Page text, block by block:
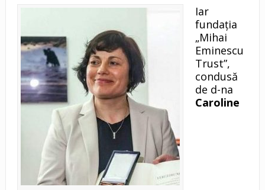
Iar
fundaţia
„Mihai
Eminescu
Trust”,
condusă
de d-na
Caroline